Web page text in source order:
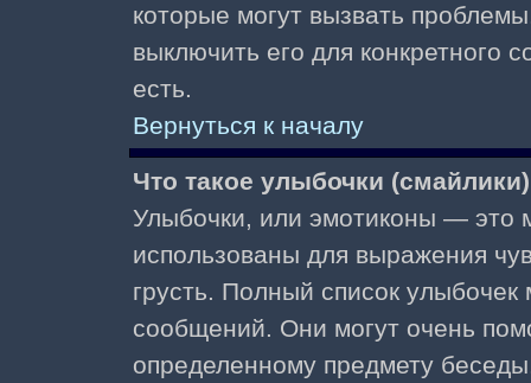
которые могут вызвать
выключить его для конкретного
есть.
Вернуться к началу
Что такое улыбочки
Улыбочки, или эмотиконы — это
использованы для выражения
грусть. Полный список
сообщений. Они могут очень
определенному предмету